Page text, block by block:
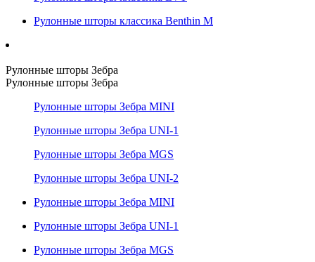
Рулонные шторы классика Benthin M
Рулонные шторы Зебра
Рулонные шторы Зебра
Рулонные шторы Зебра MINI
Рулонные шторы Зебра UNI-1
Рулонные шторы Зебра MGS
Рулонные шторы Зебра UNI-2
Рулонные шторы Зебра MINI
Рулонные шторы Зебра UNI-1
Рулонные шторы Зебра MGS